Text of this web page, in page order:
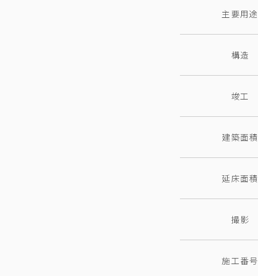
主要用途
構造
竣工
建築面積
延床面積
撮影
施工番号